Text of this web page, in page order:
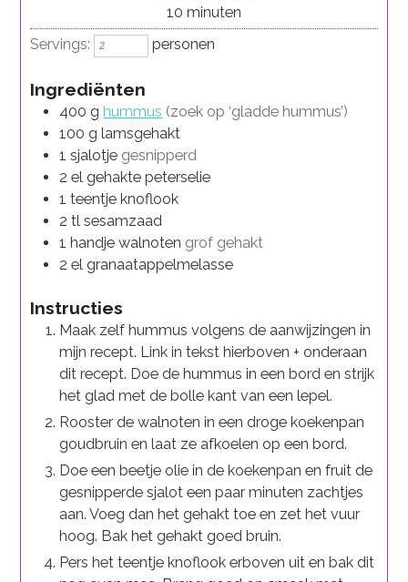
10 minuten
minuten
Servings:
personen
Ingrediënten
400 g hummus (zoek op ‘gladde hummus’)
100 g lamsgehakt
1 sjalotje gesnipperd
2 el gehakte peterselie
1 teentje knoflook
2 tl sesamzaad
1 handje walnoten grof gehakt
2 el granaatappelmelasse
Instructies
Maak zelf hummus volgens de aanwijzingen in
mijn recept. Link in tekst hierboven + onderaan
dit recept. Doe de hummus in een bord en strijk
het glad met de bolle kant van een lepel.
Rooster de walnoten in een droge koekenpan
goudbruin en laat ze afkoelen op een bord.
Doe een beetje olie in de koekenpan en fruit de
gesnipperde sjalot een paar minuten zachtjes
aan. Voeg dan het gehakt toe en zet het vuur
hoog. Bak het gehakt goed bruin.
Pers het teentje knoflook erboven uit en bak dit